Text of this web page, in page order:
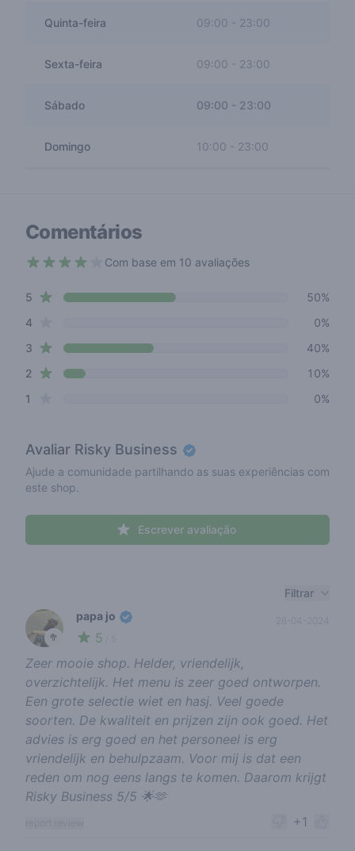
Quinta-feira 09:00 23:00
Sexta-feira 09:00 - 23:00
Sábado 09:00 - 23:00
Domingo 10:00 - 23:00
Comentários
Com base em 10 avaliações
Review data
5 star reviews
50%
4star reviews
0%
3 star reviews
40%
2 star reviews
10%
1
0%
Avaliar Risky Business
Ajude a comunidade partilhando as suas experiências com
este shop.
Escrever avaliação
Filtrar
🥦
papa jo
5
Zeer mooie shop. Helder, vriendelijk,
overzichtelijk. Het menu is zeer goed ontworpen.
Een grote selectie wiet en hasj. Veel goede
soorten. De kwaliteit en prijzen zijn ook goed. Het
advies is erg goed en het personeel is erg
vriendelijk en behulpzaam. Voor mij is dat een
reden om nog eens langs te komen. Daarom krijgt
Risky Business 5/5 🌟🫶
+1